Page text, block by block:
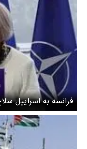
فرانسه به اسراییل